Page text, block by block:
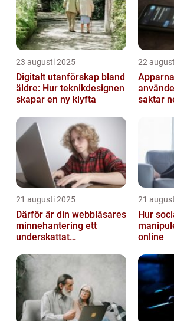
23 augusti 2025
Digitalt utanförskap bland
äldre: Hur teknikdesignen
skapar en ny klyfta
22
saktar
21 augusti 2025
Därför är din webbläsares
minnehantering ett
underskattat
21
Hur
online